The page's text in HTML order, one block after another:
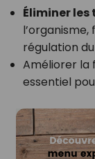
Éliminer les
régulation
Améliorer la
essentiel